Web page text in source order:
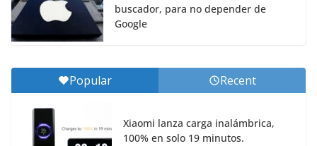
buscador, para no depender de
Google
Popular Recent
Xiaomi lanza carga inalámbrica,
100% en solo 19 minutos.